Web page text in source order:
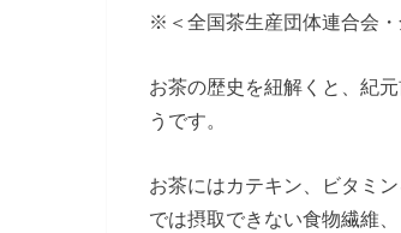
※＜全国茶生産団体連合会
お茶の歴史を紐解くと、紀
うです。
お茶にはカテキン、ビタミ
では摂取できない食物繊維